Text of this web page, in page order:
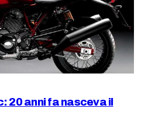
20 anni fa nasceva il